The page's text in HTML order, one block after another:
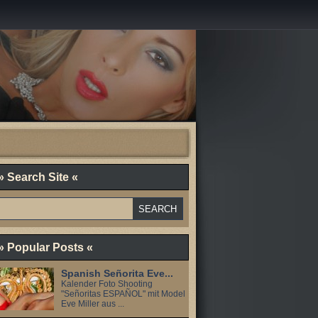
Search Site «
Popular Posts «
Spanish Señorita Eve...
Kalender Foto Shooting
"Señoritas ESPAÑOL" mit Model
Eve Miller aus ...